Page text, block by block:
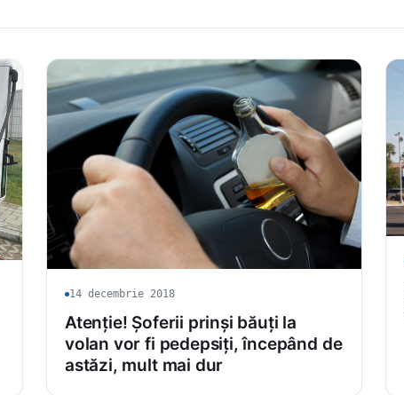
14 decembrie 2018
Atenție! Șoferii prinși băuți la
volan vor fi pedepsiți, începând de
astăzi, mult mai dur